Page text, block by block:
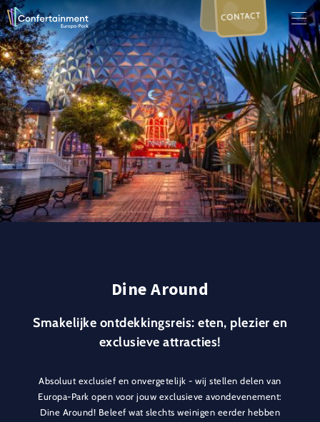
CONTACT
Dine Around
Smakelijke ontdekkingsreis: eten, plezier en
exclusieve attracties!
Absoluut exclusief en onvergetelijk - wij stellen delen van
Europa-Park open voor jouw exclusieve avondevenement:
Dine Around! Beleef wat slechts weinigen eerder hebben